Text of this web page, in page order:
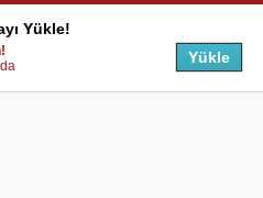
Yükle!
Yükle